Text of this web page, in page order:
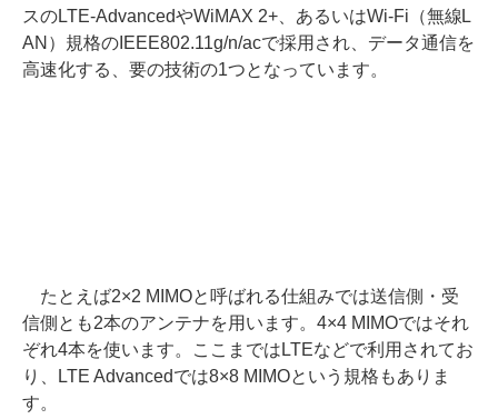
スのLTE-AdvancedやWiMAX 2+、あるいはWi-Fi（無線L
AN）規格のIEEE802.11g/n/acで採用され、データ通信を
高速化する、要の技術の1つとなっています。
たとえば2×2 MIMOと呼ばれる仕組みでは送信側・受
信側とも2本のアンテナを用います。4×4 MIMOではそれ
ぞれ4本を使います。ここまではLTEなどで利用されてお
り、LTE Advancedでは8×8 MIMOという規格もありま
す。